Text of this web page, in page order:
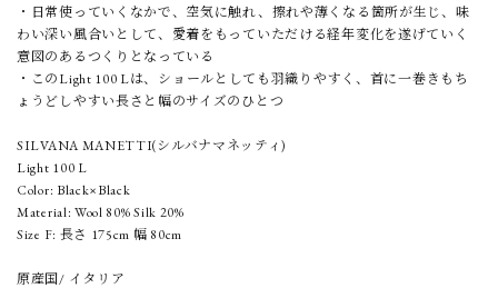
・日常使っていくなかで、空気に触れ、擦れや薄くなる箇所が生じ、味
わい深い風合いとして、愛着をもっていただける経年変化を遂げていく
意図のあるつくりとなっている
・このLight 100 Lは、ショールとしても羽織りやすく、首に一巻きもち
ょうどしやすい長さと幅のサイズのひとつ
SILVANA MANETTI(シルバナマネッティ)
Light 100 L
Color: Black×Black
Material: Wool 80% Silk 20%
Size F: 長さ 175cm 幅 80cm
原産国/ イタリア